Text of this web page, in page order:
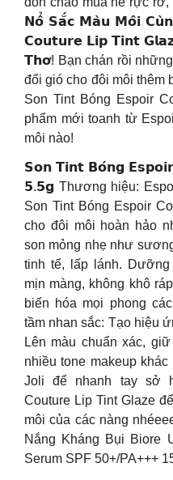
𝗡𝗼̂̉ 𝗦𝗮̆́𝗰 𝗠𝗮̀𝘂 𝗠𝗼̂𝗶
𝗖𝗼𝘂𝘁𝘂𝗿𝗲 𝗟𝗶𝗽 𝗧𝗶𝗻𝘁
𝗧𝗵𝗼̛! Bạn chán rồi
đổi gió cho đôi môi thêm
Son Tint Bóng Espoir
phẩm mới toanh từ
môi nào!
𝗦𝗼𝗻 𝗧𝗶𝗻𝘁 𝗕𝗼́𝗻𝗴
𝟱.𝟱𝗴 Thương hiệu:
Son Tint Bóng Espoir
cho đôi môi hoàn hảo
son mỏng nhẹ như
tinh tế, lấp lánh.
mịn màng, không khô
biến hóa mọi phong
tầm nhan sắc: Tạo hiệu
Lên màu chuẩn xác,
nhiều tone makeup
Joli để nhanh tay sở
Couture Lip Tint Glaze
môi của các nàng
Nắng Kháng Bụi Biore
Serum SPF 50+/PA+++